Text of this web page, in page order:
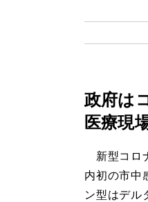
政府は
医療現
新型コロ
内初の市中
ン型はデル